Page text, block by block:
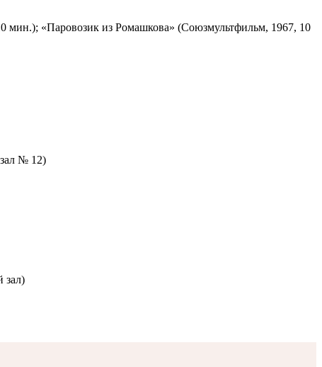
«Паровозик из Ромашкова» (Союзмультфильм, 1967, 10
№ 12)
зал)